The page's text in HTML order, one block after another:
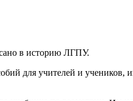
в историю ЛГПУ.
для учителей и учеников,